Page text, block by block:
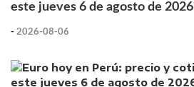
este jueves 6 de agosto de 2026
- 2026-08-06